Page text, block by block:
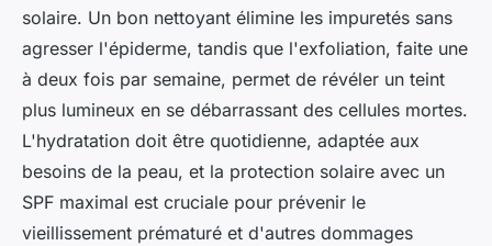
solaire. Un bon nettoyant élimine les impuretés sans
agresser l'épiderme, tandis que l'exfoliation, faite une
à deux fois par semaine, permet de révéler un teint
plus lumineux en se débarrassant des cellules mortes.
L'hydratation doit être quotidienne, adaptée aux
besoins de la peau, et la protection solaire avec un
SPF maximal est cruciale pour prévenir le
vieillissement prématuré et d'autres dommages